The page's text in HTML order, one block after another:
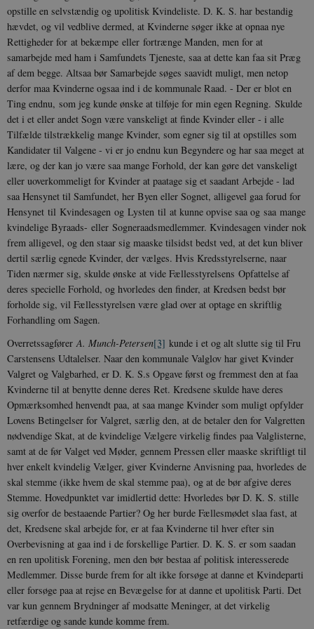
opstille en selvstændig og upolitisk Kvindeliste. D. K. S. har bestandig
hævdet, og vil vedblive der­med, at Kvinderne søger ikke at opnaa nye
Rettigheder for at bekæmpe eller fortrænge Manden, men for at
samarbejde med ham i Samfundets Tjeneste, saa at dette kan faa sit Præg
af dem begge. Altsaa bør Samarbejde søges saavidt muligt, men netop
derfor maa Kvinderne ogsaa ind i de kommunale Raad. - Der er blot en
Ting endnu, som jeg kunde ønske at tilføje for min egen Regning. Skulde
det i et eller andet Sogn være vanskeligt at finde Kvinder eller - i alle
Tilfælde tilstræk­kelig mange Kvinder, som egner sig til at op­stilles som
Kandidater til Valgene - vi er jo endnu kun Begyndere og har saa meget at
lære, og der kan jo være saa mange Forhold, der kan gøre det vanskeligt
eller uoverkom­meligt for Kvinder at paatage sig et saadant Arbejde - lad
saa Hensynet til Samfundet, her Byen eller Sognet, alligevel gaa forud for
Hensynet til Kvindesagen og Lysten til at kunne opvise saa og saa mange
kvindelige Byraads- eller Sogneraadsmedlemmer. Kvin­desagen vinder nok
frem alligevel, og den staar sig maaske tilsidst bedst ved, at det kun bliver
dertil særlig egnede Kvinder, der vælges. Hvis Kredsstyrelserne, naar
Tiden nærmer sig, skul­de ønske at vide Fællesstyrelsens Opfattelse af
deres specielle Forhold, og hvorledes den finder, at Kredsen bedst bør
forholde sig, vil Fællesstyrelsen være glad over at optage en skriftlig
Forhandling om Sagen.
OverretssagførerA. Munch-Petersen[3] kunde i et og alt slutte sig til Fru
Carstensens Ud­talelser. Naar den kommunale Valglov har gi­vet Kvinder
Valgret og Valgbarhed, er D. K. S.s Opgave først og fremmest den at faa
Kvinderne til at benytte denne deres Ret. Kredsene skulde have deres
Opmærksomhed hen­vendt paa, at saa mange Kvinder som muligt opfylder
Lovens Betingelser for Valgret, sær­lig den, at de betaler den for Valgretten
nød­vendige Skat, at de kvindelige Vælgere virke­lig findes paa Valglisterne,
samt at de før Valget ved Møder, gennem Pressen eller maaske skriftligt til
hver enkelt kvindelig Vælger, giver Kvinderne Anvisning paa, hvorledes de
skal stemme (ikke hvem de skal stemme paa), og at de bør afgive deres
Stemme. Hoved­punktet var imidlertid dette: Hvorledes bør D. K. S. stille
sig overfor de bestaaende Par­tier? Og her burde Fællesmødet slaa fast, at
det, Kredsene skal arbejde for, er at faa Kvin­derne til hver efter sin
Overbevisning at gaa ind i de forskellige Partier. D. K. S. er som saadan
en ren upolitisk Forening, men den bør bestaa af politisk interesserede
Medlem­mer. Disse burde frem for alt ikke forsøge at danne et Kvindeparti
eller forsøge paa at rejse en Bevægelse for at danne et upolitisk Parti. Det
var kun gennem Brydninger af modsatte Meninger, at det virkelig
retfærdige og sande kunde komme frem.